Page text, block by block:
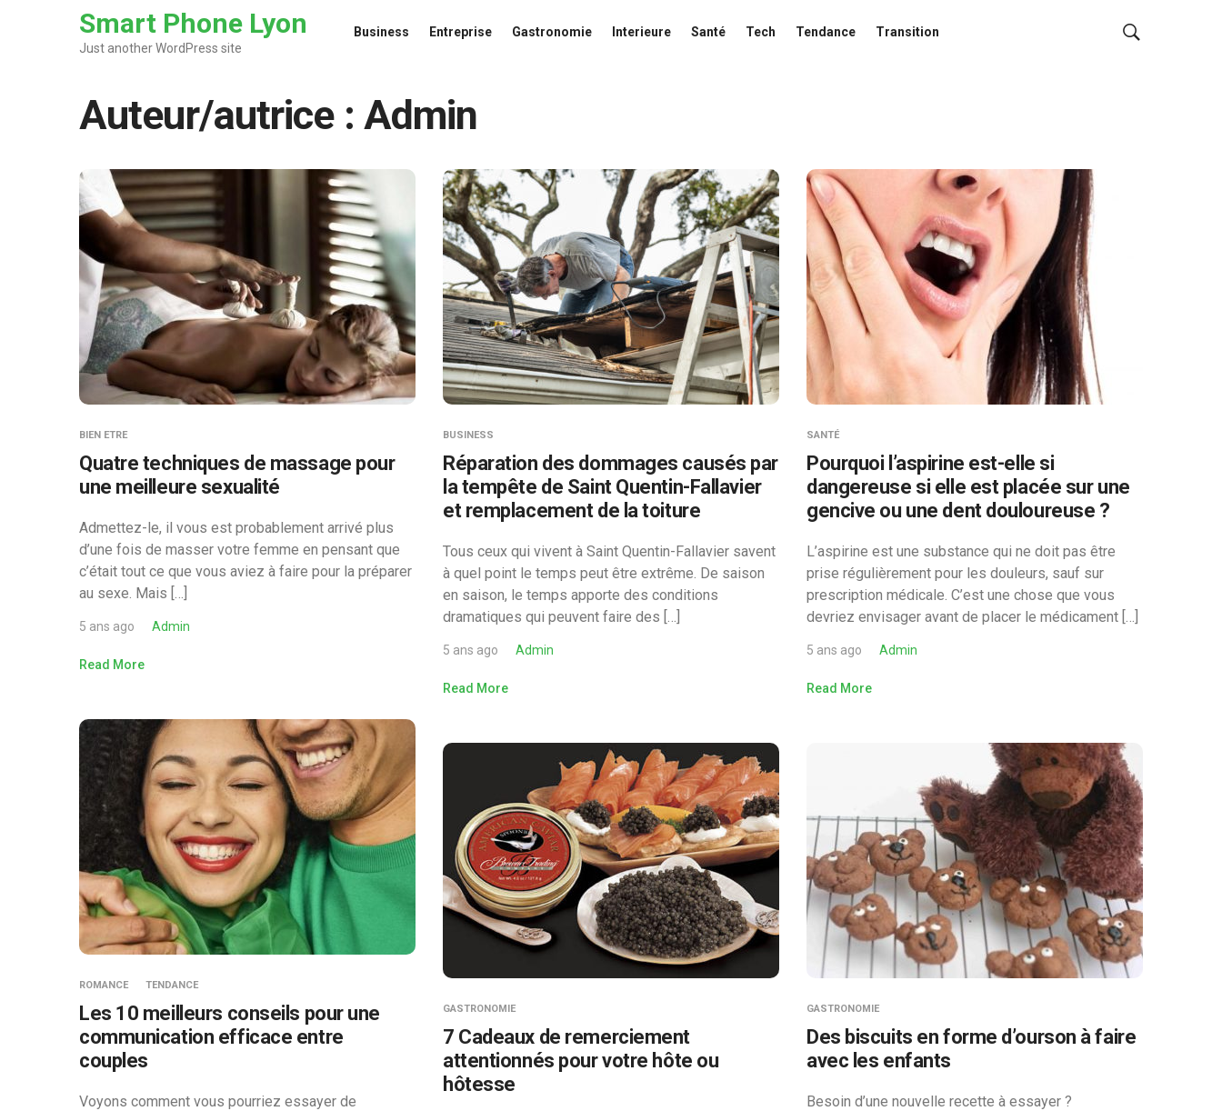
Skip to the contentSmart Phone Lyon
Just another WordPress site
Business Entreprise Gastronomie Interieure Santé Tech Tendance Transition
Auteur/autrice : Admin
BIEN ETRE
Quatre techniques de massage pour
une meilleure sexualité
Admettez-le, il vous est probablement arrivé plus
d’une fois de masser votre femme en pensant que
c’était tout ce que vous aviez à faire pour la préparer
au sexe. Mais […]
5 ans ago Admin
Read More
BUSINESS
Réparation des dommages causés par
la tempête de Saint Quentin-Fallavier
et remplacement de la toiture
Tous ceux qui vivent à Saint Quentin-Fallavier savent
à quel point le temps peut être extrême. De saison
en saison, le temps apporte des conditions
dramatiques qui peuvent faire des […]
5 ans ago Admin
Read More
SANTÉ
Pourquoi l’aspirine est-elle si
dangereuse si elle est placée sur une
gencive ou une dent douloureuse ?
L’aspirine est une substance qui ne doit pas être
prise régulièrement pour les douleurs, sauf sur
prescription médicale. C’est une chose que vous
devriez envisager avant de placer le médicament […]
5 ans ago Admin
Read More
ROMANCE TENDANCE
Les 10 meilleurs conseils pour une
communication efficace entre
couples
Voyons comment vous pourriez essayer de
GASTRONOMIE
7 Cadeaux de remerciement
attentionnés pour votre hôte ou
hôtesse
GASTRONOMIE
Des biscuits en forme d’ourson à faire
avec les enfants
Besoin d’une nouvelle recette à essayer ?